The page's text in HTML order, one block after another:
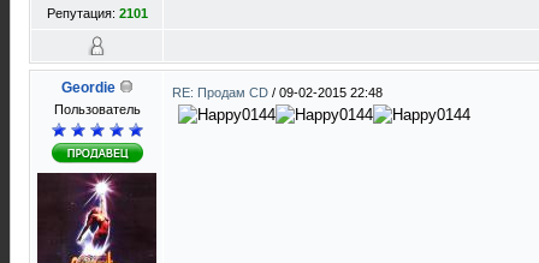
Репутация: 2101
Geordie
Пользователь
RE: Продам CD / 09-02-2015 22:48